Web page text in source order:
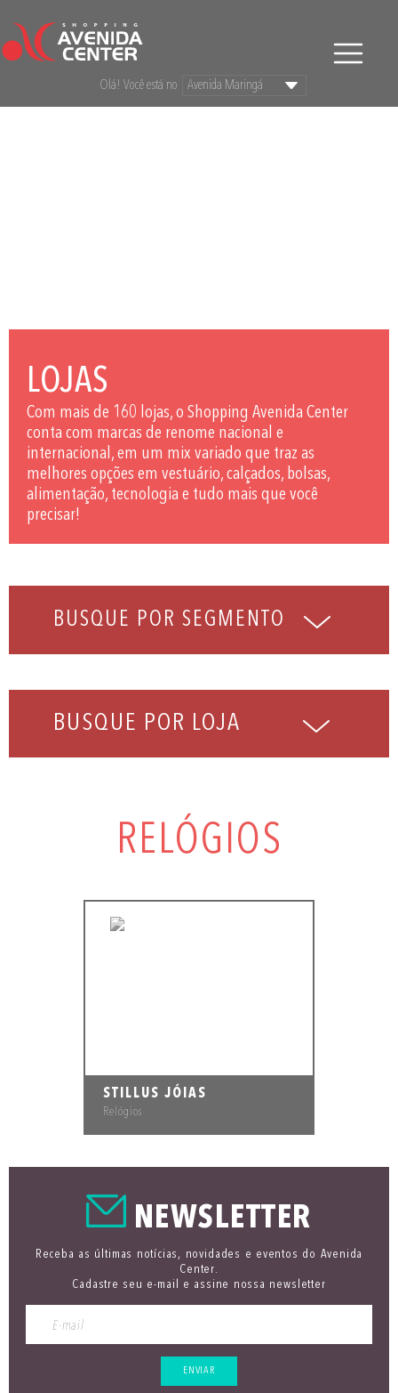
Olá! Você está no
LOJAS
Com mais de 160 lojas, o Shopping Avenida Center
conta com marcas de renome nacional e
internacional, em um mix variado que traz as
melhores opções em vestuário, calçados, bolsas,
alimentação, tecnologia e tudo mais que você
precisar!
BUSQUE POR LOJA
RELÓGIOS
STILLUS JÓIAS
Relógios
NEWSLETTER
Receba as últimas notícias, novidades e eventos do Avenida
Center.
Cadastre seu e-mail e assine nossa newsletter
ENVIAR